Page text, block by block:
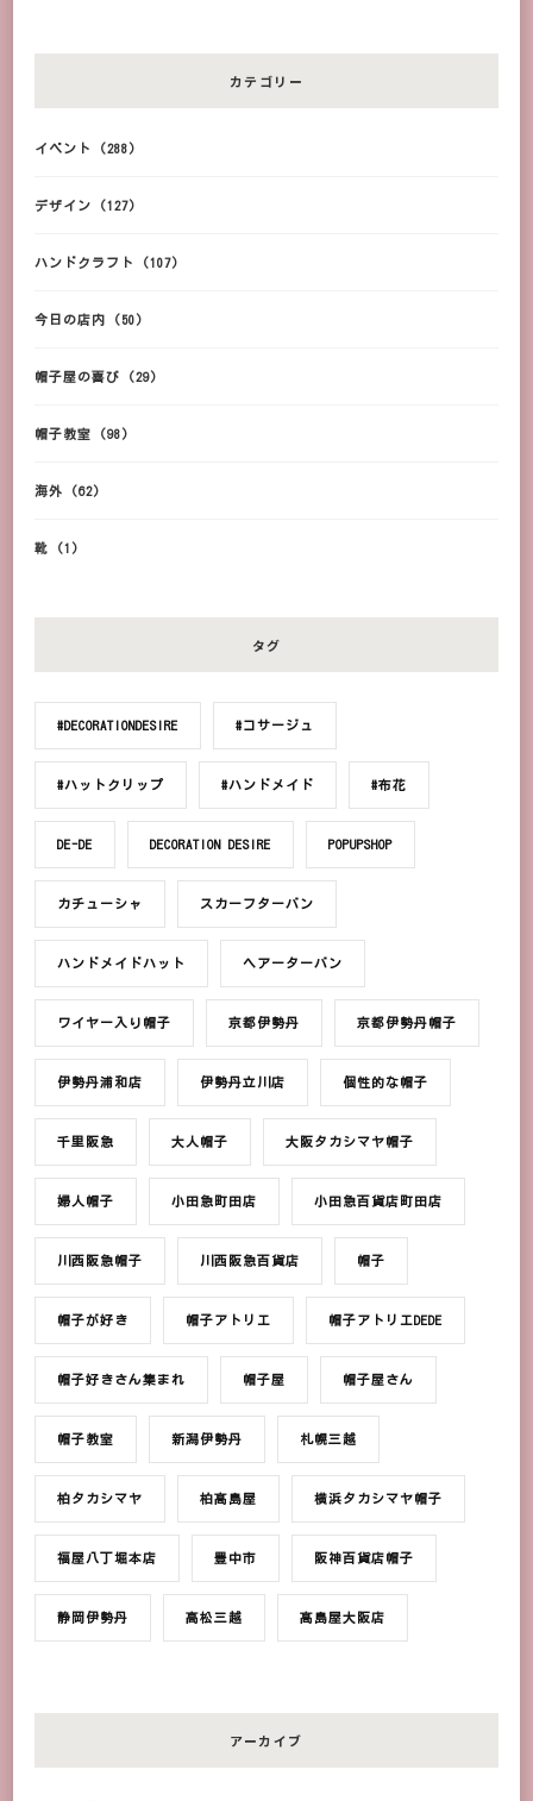
カテゴリー
イベント (288)
デザイン (127)
ハンドクラフト (107)
今日の店内 (50)
帽子屋の喜び (29)
帽子教室 (98)
海外 (62)
靴 (1)
タグ
#DECORATIONDESIRE #コサージュ
#ハットクリップ #ハンドメイド #布花
DE-DE DECORATION DESIRE POPUPSHOP
カチューシャ スカーフターバン
ハンドメイドハット ヘアーターバン
ワイヤー入り帽子 京都伊勢丹 京都伊勢丹帽子
伊勢丹浦和店 伊勢丹立川店 個性的な帽子
千里阪急 大人帽子 大阪タカシマヤ帽子
婦人帽子 小田急町田店 小田急百貨店町田店
川西阪急帽子 川西阪急百貨店 帽子
帽子が好き 帽子アトリエ 帽子アトリエDEDE
帽子好きさん集まれ 帽子屋 帽子屋さん
帽子教室 新潟伊勢丹 札幌三越
柏タカシマヤ 柏髙島屋 横浜タカシマヤ帽子
福屋八丁堀本店 豊中市 阪神百貨店帽子
静岡伊勢丹 高松三越 髙島屋大阪店
アーカイブ